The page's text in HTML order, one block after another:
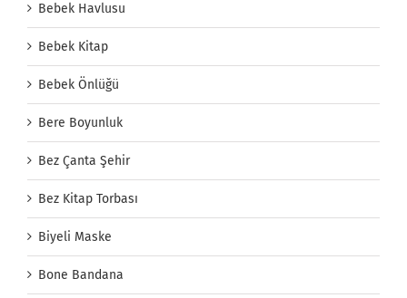
Bebek Havlusu
Bebek Kitap
Bebek Önlüğü
Bere Boyunluk
Bez Çanta Şehir
Bez Kitap Torbası
Biyeli Maske
Bone Bandana